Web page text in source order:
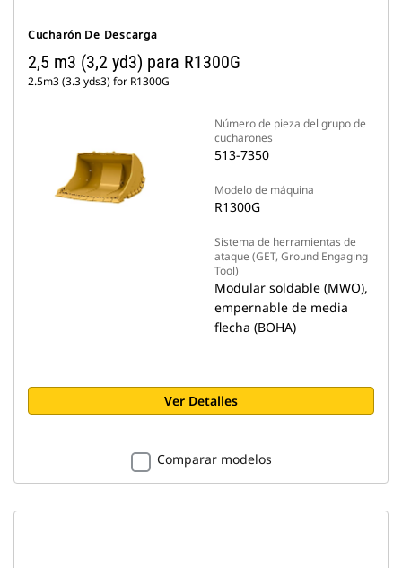
Cucharón De Descarga
2,5 m3 (3,2 yd3) para R1300G
2.5m3 (3.3 yds3) for R1300G
Número de pieza del grupo de
cucharones
513-7350
Modelo de máquina
R1300G
Sistema de herramientas de
ataque (GET, Ground Engaging
Tool)
Modular soldable (MWO),
empernable de media
flecha (BOHA)
Ver Detalles
Comparar modelos